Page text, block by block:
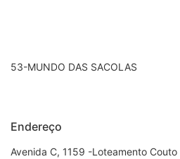
53-MUNDO DAS SACOLAS
Endereço
Avenida C, 1159 -Loteamento